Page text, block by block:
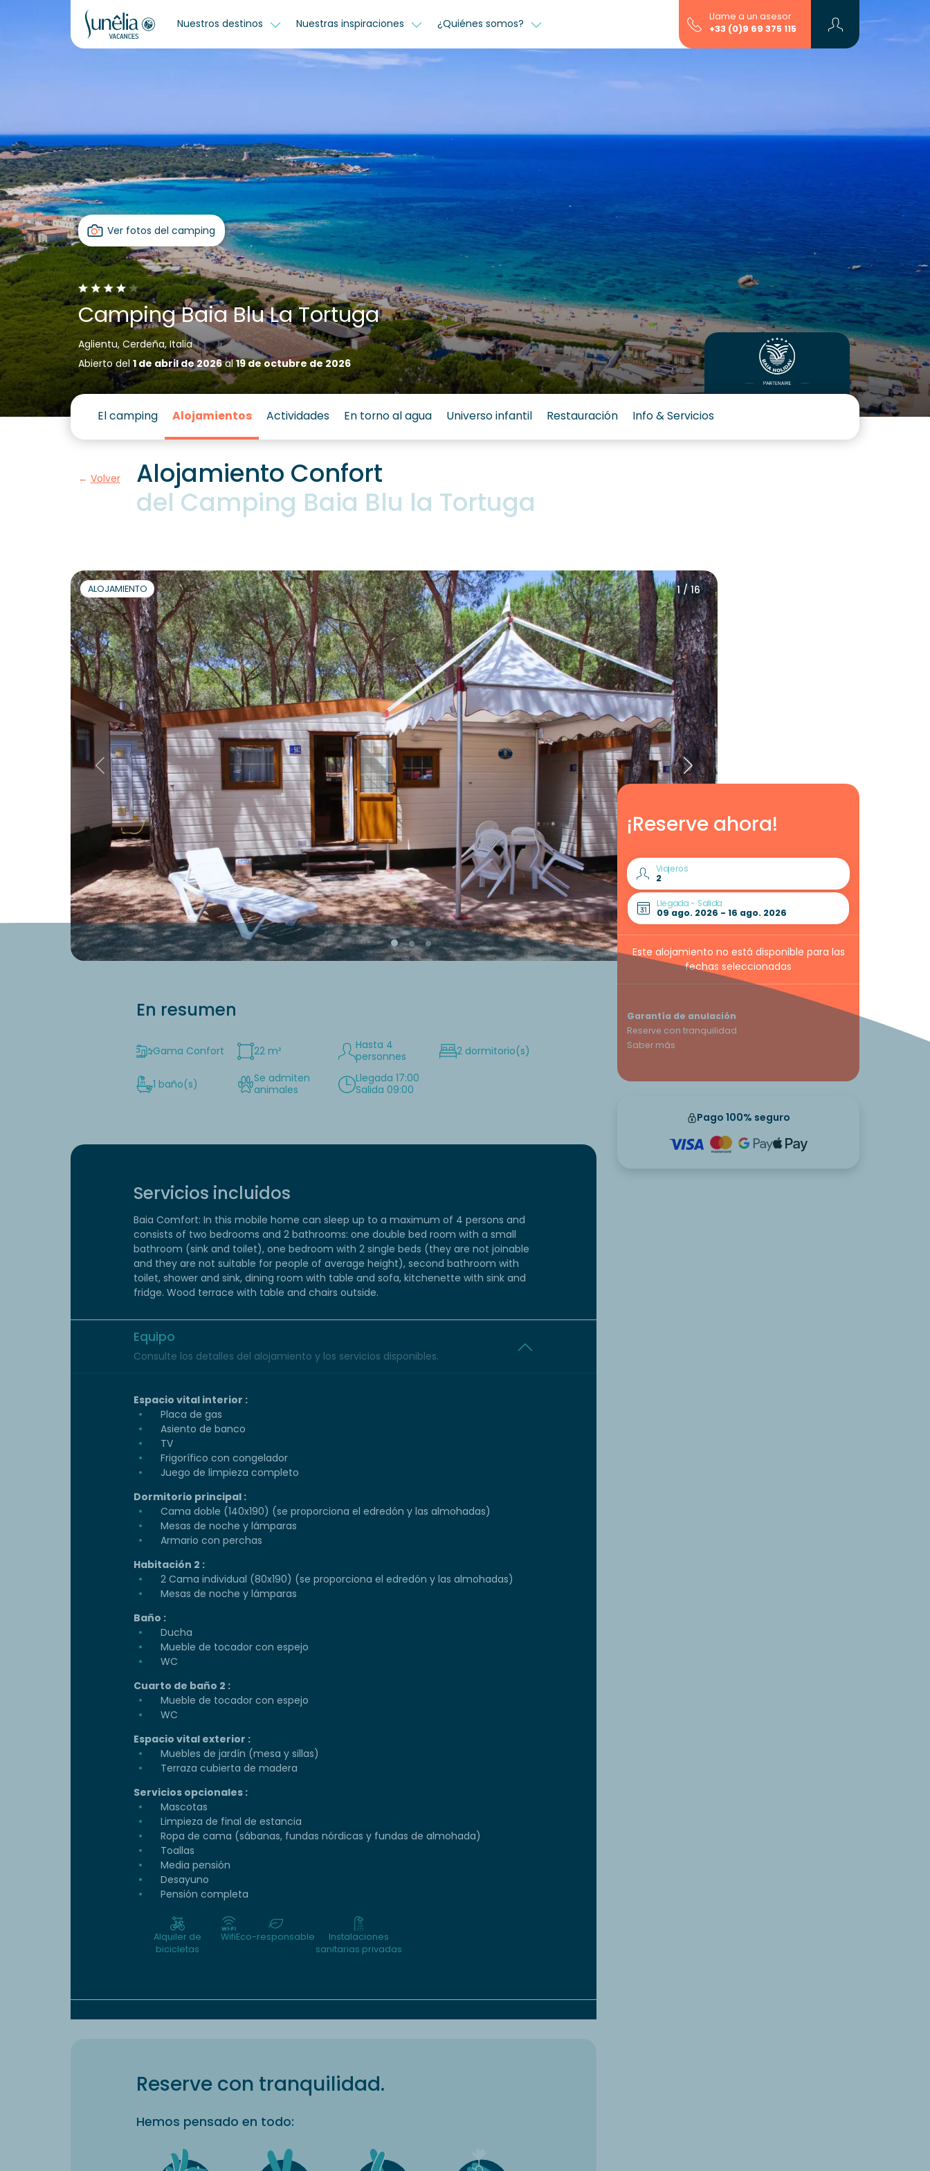
Nuestros destinos Nuestras inspiraciones ¿Quiénes somos?
Llame a un asesor
+33 (0)9 69 375 115
Ver fotos del camping
Camping Baia Blu La Tortuga
Aglientu, Cerdeña, Italia
Abierto del1 de abril de 2026al19 de octubre de 2026
El camping Alojamientos Actividades En torno al agua Universo infantil Restauración Info & Servicios
Volver
Alojamiento Confort
del Camping Baia Blu la Tortuga
¡Reserve ahora!
Viajeros
Llegada - Salida
Este alojamiento no está disponible para las
fechas seleccionadas
Garantía de anulación
Reserve con tranquilidad
Saber más
Pago 100% seguro
1 / 16
ALOJAMIENTO
En resumen
Gama Confort 22 m²
Hasta 4
personnes
2 dormitorio(s)
1 baño(s)
Se admiten
animales
Llegada 17:00
Salida 09:00
Servicios incluidos
Baia Comfort: In this mobile home can sleep up to a maximum of 4 persons and
consists of two bedrooms and 2 bathrooms: one double bed room with a small
bathroom (sink and toilet), one bedroom with 2 single beds (they are not joinable
and they are not suitable for people of average height), second bathroom with
toilet, shower and sink, dining room with table and sofa, kitchenette with sink and
fridge. Wood terrace with table and chairs outside.
Equipo
Consulte los detalles del alojamiento y los servicios disponibles.
Espacio vital interior :
Placa de gas
Asiento de banco
TV
Frigorífico con congelador
Juego de limpieza completo
Dormitorio principal :
Cama doble (140x190) (se proporciona el edredón y las almohadas)
Mesas de noche y lámparas
Armario con perchas
Habitación 2 :
2 Cama individual (80x190) (se proporciona el edredón y las almohadas)
Mesas de noche y lámparas
Baño :
Ducha
Mueble de tocador con espejo
WC
Cuarto de baño 2 :
Mueble de tocador con espejo
WC
Espacio vital exterior :
Muebles de jardín (mesa y sillas)
Terraza cubierta de madera
Servicios opcionales :
Mascotas
Limpieza de final de estancia
Ropa de cama (sábanas, fundas nórdicas y fundas de almohada)
Toallas
Media pensión
Desayuno
Pensión completa
Alquiler de
bicicletas
WifiEco-responsable
Instalaciones
sanitarias privadas
Reserve con tranquilidad.
Hemos pensado en todo: